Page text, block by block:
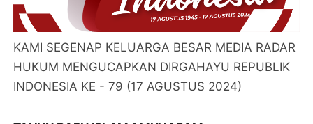
KAMI SEGENAP KELUARGA BESAR MEDIA RADAR
HUKUM MENGUCAPKAN DIRGAHAYU REPUBLIK
INDONESIA KE - 79 (17 AGUSTUS 2024)